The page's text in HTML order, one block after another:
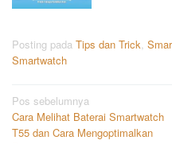
Posting pada Tips dan Trick,
Smartwatch
Navigasi
pos
Pos sebelumnya
Cara Melihat Baterai Smartwatch
T55 dan Cara Mengoptimalkan